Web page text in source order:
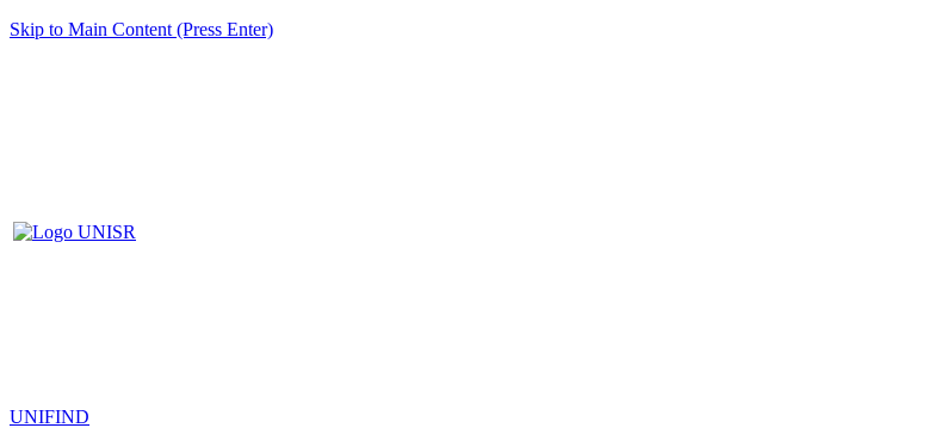
Skip to Main Content (Press Enter)
UNIFIND